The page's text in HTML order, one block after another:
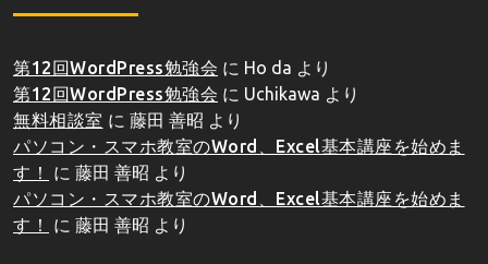
第12回WordPress勉強会 に Ho da より
第12回WordPress勉強会 に Uchikawa より
無料相談室 に 藤田 善昭 より
パソコン・スマホ教室のWord、Excel基本講座を始めま
す！
に 藤田 善昭 より
パソコン・スマホ教室のWord、Excel基本講座を始めま
す！
に 藤田 善昭 より